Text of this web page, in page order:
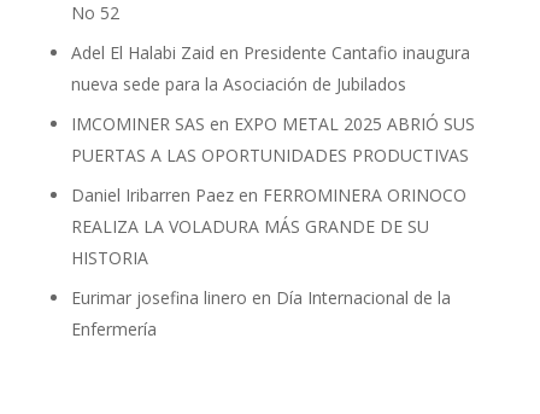
No 52
Adel El Halabi Zaid en Presidente Cantafio inaugura
nueva sede para la Asociación de Jubilados
IMCOMINER SAS en EXPO METAL 2025 ABRIÓ SUS
PUERTAS A LAS OPORTUNIDADES PRODUCTIVAS
Daniel Iribarren Paezen FERROMINERA ORINOCO
REALIZA LA VOLADURA MÁS GRANDE DE SU
HISTORIA
Eurimar josefina linero en Día Internacional de la
Enfermería